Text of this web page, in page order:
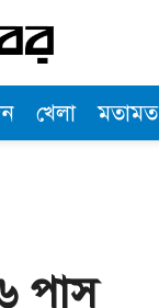
খেলা মতামত
পাস